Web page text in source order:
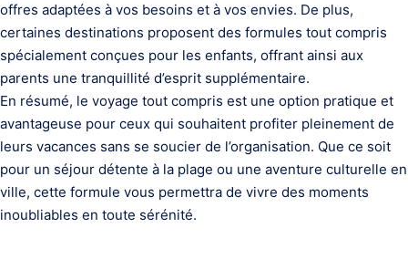
offres adaptées à vos besoins et à vos envies. De plus,
certaines destinations proposent des formules tout compris
spécialement conçues pour les enfants, offrant ainsi aux
parents une tranquillité d’esprit supplémentaire.
En résumé, le voyage tout compris est une option pratique et
avantageuse pour ceux qui souhaitent profiter pleinement de
leurs vacances sans se soucier de l’organisation. Que ce soit
pour un séjour détente à la plage ou une aventure culturelle en
ville, cette formule vous permettra de vivre des moments
inoubliables en toute sérénité.